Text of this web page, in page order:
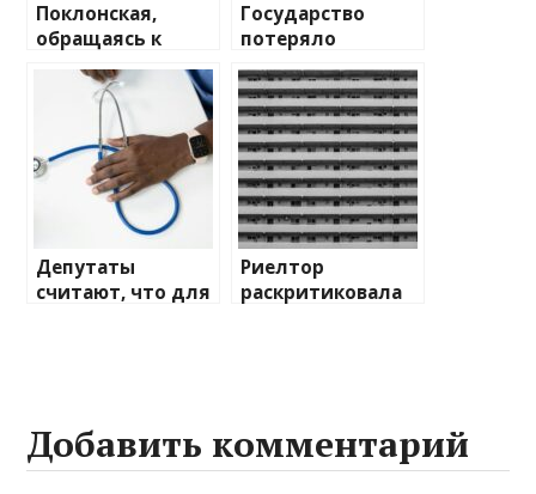
Поклонская,
обращаясь к
мужику,
заговорила о
Государство
потеряло
миллиарды, но
те, кто в этом
виновен,
считают, что не
делали ничего
аномального
Депутаты
считают, что для
Риелтор
раскритиковала
Добавить комментарий